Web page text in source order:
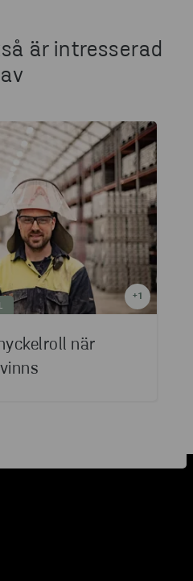
är intresserad
av
+1
när